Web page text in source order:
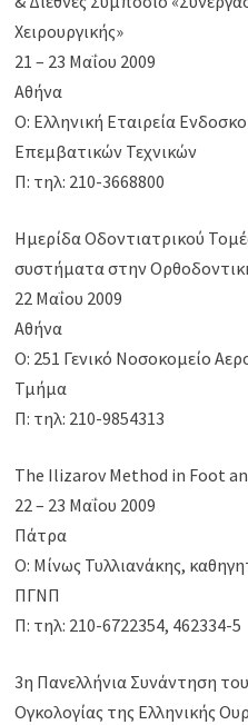
Χειρουργικής»
21 – 23 Μαΐου 2009
Αθήνα
Ο: Ελληνική Εταιρεία
Επεμβατικών Τεχνικών
Π: τηλ: 210-3668800
Ημερίδα Οδοντιατρικού
συστήματα στην
22 Μαΐου 2009
Αθήνα
Ο: 251 Γενικό Νοσοκομείο
Τμήμα
Π: τηλ: 210-9854313
The Ilizarov Method in Foot
22 – 23 Μαΐου 2009
Πάτρα
Ο: Μίνως Τυλλιανάκης,
ΠΓΝΠ
Π: τηλ: 210-6722354, 462334-5
3η Πανελλήνια Συνάντηση
Ογκολογίας της Ελληνικής